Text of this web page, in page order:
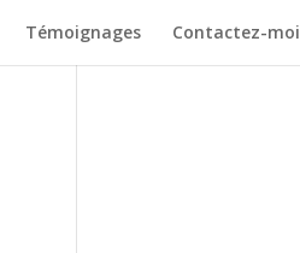
Témoignages Contactez-moi